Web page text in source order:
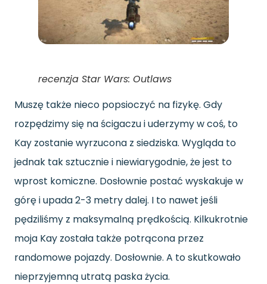
recenzja Star Wars: Outlaws
Muszę także nieco popsioczyć na fizykę. Gdy
rozpędzimy się na ścigaczu i uderzymy w coś, to
Kay zostanie wyrzucona z siedziska. Wygląda to
jednak tak sztucznie i niewiarygodnie, że jest to
wprost komiczne. Dosłownie postać wyskakuje w
górę i upada 2-3 metry dalej. I to nawet jeśli
pędziliśmy z maksymalną prędkością. Kilkukrotnie
moja Kay została także potrącona przez
randomowe pojazdy. Dosłownie. A to skutkowało
nieprzyjemną utratą paska życia.